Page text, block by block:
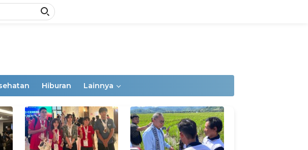
Hiburan Lainnya